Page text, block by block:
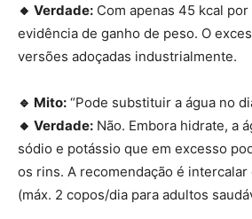
🔸 Verdade: Com apenas 45 kcal
evidência de ganho de peso. O
versões adoçadas industrialmente.
🔹 Mito: “Pode substituir a água no
🔸 Verdade: Não. Embora hidrate, a
sódio e potássio que em excesso
os rins. A recomendação é intercalar
(máx. 2 copos/dia para adultos